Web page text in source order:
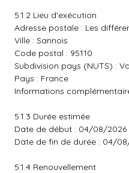
5.1.2 Lieu d'exécution
Adresse postale : Les
Ville : Sannois
Code postal : 95110
Subdivision pays (NUTS) :
Pays : France
Informations
5.1.3 Durée estimée
Date de début : 04/08/2026
Date de fin de durée : 04/
5.1.4 Renouvellement